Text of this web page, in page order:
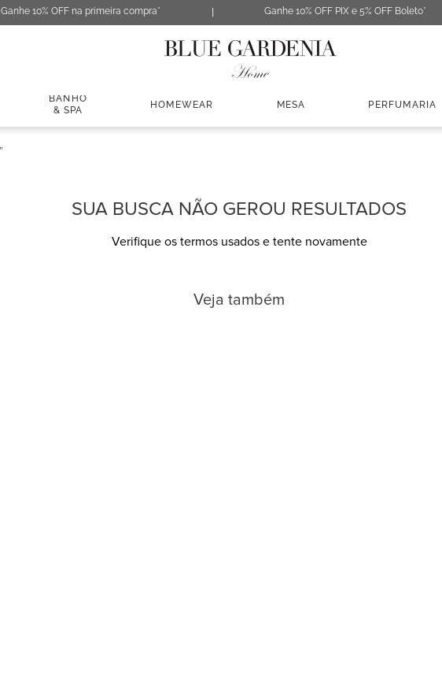
Ganhe 10% OFF na primeira compra* Ganhe 10% OFF PIX e 5% OFF Boleto*
BANHO
& SPA
HOMEWEAR MESA PERFUMARIA
SUA BUSCA NÃO GEROU RESULTADOS
Verifique os termos usados e tente novamente
Veja também